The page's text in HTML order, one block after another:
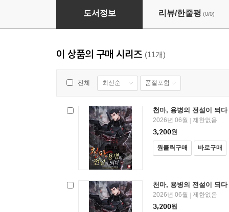
천마, 용병의 전설이 되다 06권
도서정보 리뷰/한줄평 (0/0)
이 상품의 구매 시리즈 (11개)
전체 최신순 품절포함
천마, 용병의 전설이 되
2026년 06월
제한없음
3,200원
원클릭구매 바로구매
천마, 용병의 전설이 되다
2026년 06월
제한없음
3,200원